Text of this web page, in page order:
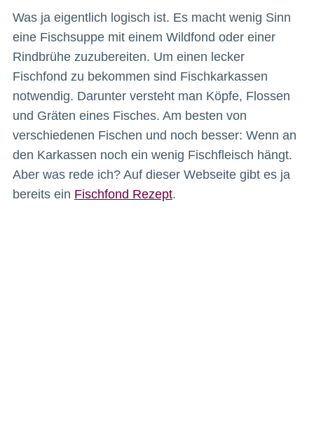
Was ja eigentlich logisch ist. Es macht wenig Sinn
eine Fischsuppe mit einem Wildfond oder einer
Rindbrühe zuzubereiten. Um einen lecker
Fischfond zu bekommen sind Fischkarkassen
notwendig. Darunter versteht man Köpfe, Flossen
und Gräten eines Fisches. Am besten von
verschiedenen Fischen und noch besser: Wenn an
den Karkassen noch ein wenig Fischfleisch hängt.
Aber was rede ich? Auf dieser Webseite gibt es ja
bereits ein Fischfond Rezept.